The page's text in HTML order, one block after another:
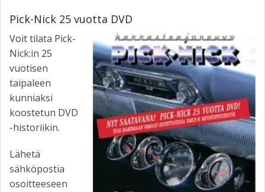
Pick-Nick 25 vuotta DVD
Voit tilata Pick-
Nick:in 25
vuotisen
taipaleen
kunniaksi
koostetun DVD
-historiikin.
Lähetä
sähköpostia
osoitteeseen